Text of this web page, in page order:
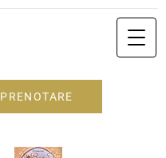
PRENOTARE